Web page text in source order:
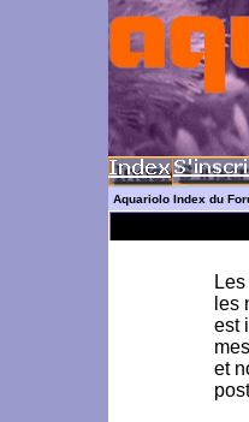
Aquariolo Index du
les
est
et